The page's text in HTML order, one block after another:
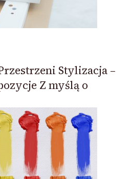
Stylizacja –
Z myślą o